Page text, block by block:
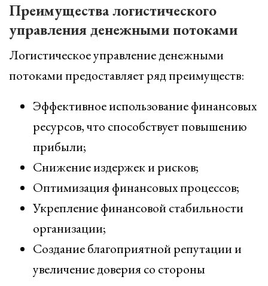
Преимущества логистического
управления денежными потоками
Логистическое управление денежными
потоками предоставляет ряд преимуществ:
Эффективное использование финансовых
ресурсов, что способствует повышению
прибыли;
Снижение издержек и рисков;
Оптимизация финансовых процессов;
Укрепление финансовой стабильности
организации;
Создание благоприятной репутации и
увеличение доверия со стороны